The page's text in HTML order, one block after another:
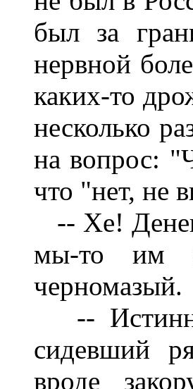
был за
нервной
каких-то
несколько
на вопрос:
что "нет, не
-- Хе!
мы-то им
черномазый.
--
сидевший
вроде